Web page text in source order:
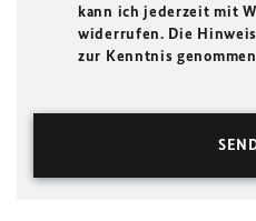
kann ich jederzeit mit
widerrufen. Die
zur Kenntnis